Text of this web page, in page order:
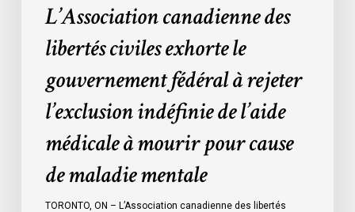
l’aide
médicale
mourir
cause
maladie
mentale
L’Association canadienne des
libertés civiles exhorte le
gouvernement fédéral à rejeter
l’exclusion indéfinie de l’aide
médicale à mourir pour cause
de maladie mentale
TORONTO, ON – L’Association canadienne des libertés